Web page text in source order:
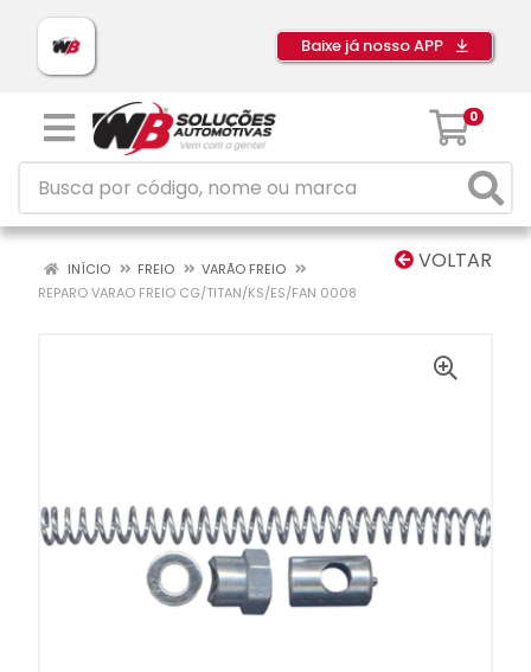
Baixe já nosso APP
0
VOLTAR
INÍCIO FREIO
VARÃO FREIO
REPARO VARAO FREIO CG/TITAN/KS/ES/FAN 0008